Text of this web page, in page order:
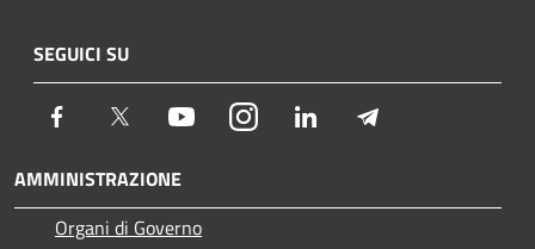
SEGUICI SU
Facebook Twitter YoutubeInstagram LinkedIn
AMMINISTRAZIONE
Organi di Governo